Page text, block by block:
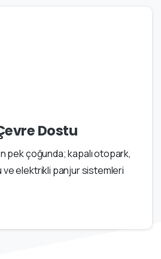
Dostu
pek çoğunda; kapalı otopark,
ve elektrikli panjur sistemleri